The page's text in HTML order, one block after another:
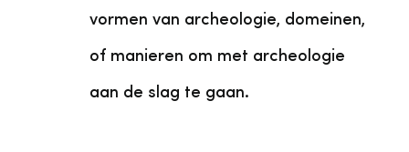
vormen van archeologie, domeinen,
of manieren om met archeologie
aan de slag te gaan.